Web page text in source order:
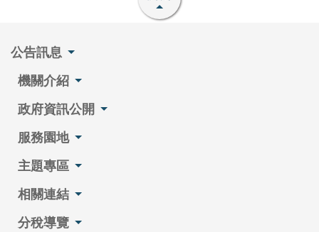
公告訊息
機關介紹
政府資訊公開
服務園地
主題專區
相關連結
分稅導覽